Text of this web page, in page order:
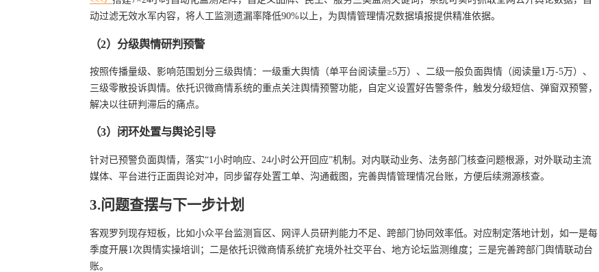
动过滤无效水军内容，将人工监测遗漏率降低90%以上，为舆情管理情况数据填报提供精准依据。
（2）分级舆情研判预警
按照传播量级、影响范围划分三级舆情：一级重大舆情（单平台阅读量≥5万）、二级一般负面舆情（阅读量1万-5万）、
三级零散投诉舆情。依托识微商情系统的重点关注舆情预警功能，自定义设置好告警条件，触发分级短信、弹窗双预警，
解决以往研判滞后的痛点。
（3）闭环处置与舆论引导
针对已预警负面舆情，落实“1小时响应、24小时公开回应”机制。对内联动业务、法务部门核查问题根源，对外联动主流
媒体、平台进行正面舆论对冲，同步留存处置工单、沟通截图，完善舆情管理情况台账，方便后续溯源核查。
3.问题查摆与下一步计划
客观罗列现存短板，比如小众平台监测盲区、网评人员研判能力不足、跨部门协同效率低。对应制定落地计划，如一是每
季度开展1次舆情实操培训；二是依托识微商情系统扩充境外社交平台、地方论坛监测维度；三是完善跨部门舆情联动台
账。